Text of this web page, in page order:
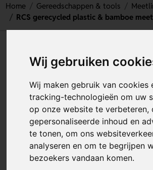
Wij gebruiken
Wij maken gebruik van cookies
tracking-technologieën om uw
op onze website te verbeteren,
gepersonaliseerde inhoud en
te tonen, om ons
analyseren en om te begrijpen
bezoekers vandaan komen.
Home Gereedschappen & tools
RCS gerecycled plastic & bamboe
bamboe meetlint
Artikelnummer: 319652